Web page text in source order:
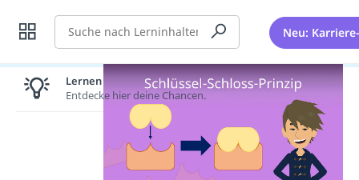
Suche Neu:
Lernen lohnt sich!
Entdecke hier deine Chancen.